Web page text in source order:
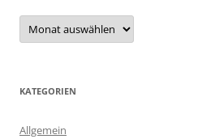
Archiv
KATEGORIEN
Allgemein